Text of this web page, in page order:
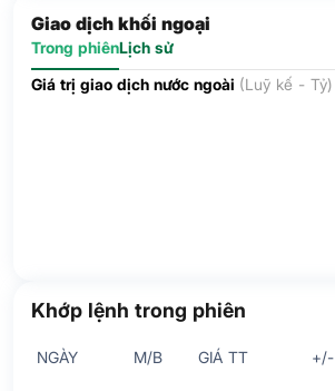
Giao dịch khối ngoại
Trong phiênLịch sử
Giá trị giao dịch nước ngoài (Luỹ kế - Tỷ)
Khớp lệnh trong phiên
NGÀY M/B GIÁ TT +/-